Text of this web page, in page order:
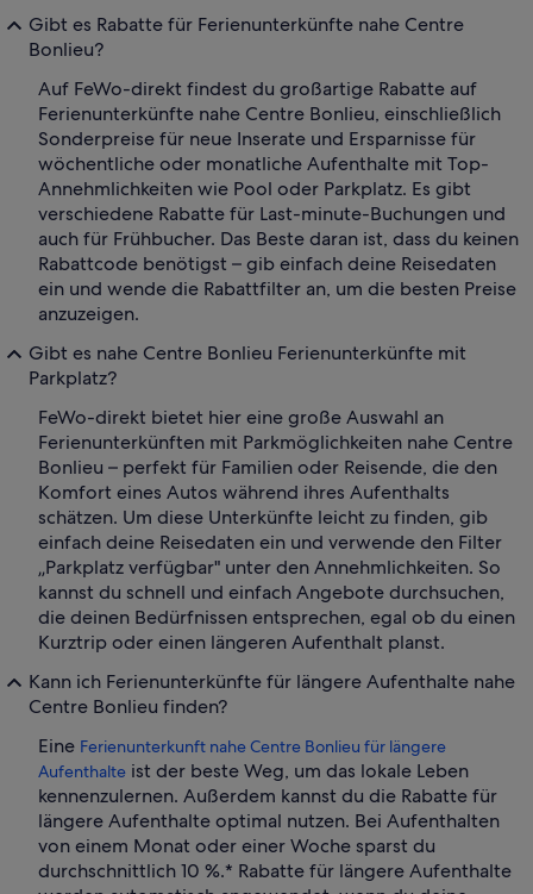
Gibt es Rabatte für Ferienunterkünfte nahe Centre
Bonlieu?
Auf FeWo-direkt findest du großartige Rabatte auf
Ferienunterkünfte nahe Centre Bonlieu, einschließlich
Sonderpreise für neue Inserate und Ersparnisse für
wöchentliche oder monatliche Aufenthalte mit Top-
Annehmlichkeiten wie Pool oder Parkplatz. Es gibt
verschiedene Rabatte für Last-minute-Buchungen und
auch für Frühbucher. Das Beste daran ist, dass du keinen
Rabattcode benötigst – gib einfach deine Reisedaten
ein und wende die Rabattfilter an, um die besten Preise
anzuzeigen.
Gibt es nahe Centre Bonlieu Ferienunterkünfte mit
Parkplatz?
FeWo-direkt bietet hier eine große Auswahl an
Ferienunterkünften mit Parkmöglichkeiten nahe Centre
Bonlieu – perfekt für Familien oder Reisende, die den
Komfort eines Autos während ihres Aufenthalts
schätzen. Um diese Unterkünfte leicht zu finden, gib
einfach deine Reisedaten ein und verwende den Filter
„Parkplatz verfügbar" unter den Annehmlichkeiten. So
kannst du schnell und einfach Angebote durchsuchen,
die deinen Bedürfnissen entsprechen, egal ob du einen
Kurztrip oder einen längeren Aufenthalt planst.
Kann ich Ferienunterkünfte für längere Aufenthalte nahe
Centre Bonlieu finden?
Eine Ferienunterkunft nahe Centre Bonlieu für längere
Aufenthalte ist der beste Weg, um das lokale Leben
kennenzulernen. Außerdem kannst du die Rabatte für
längere Aufenthalte optimal nutzen. Bei Aufenthalten
von einem Monat oder einer Woche sparst du
durchschnittlich 10 %.* Rabatte für längere Aufenthalte